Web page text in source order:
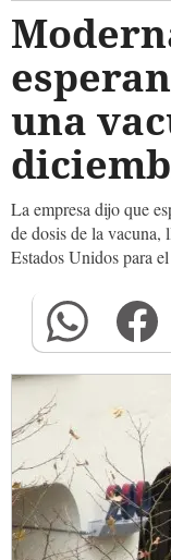
una
La empresa dijo que
de dosis de la
Estados Unidos para